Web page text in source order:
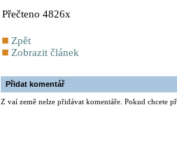
Přečteno 4826x
Zpět
Zobrazit článek
Přidat komentář
Z vaí země nelze přidávat komentáře. Pokud chcete